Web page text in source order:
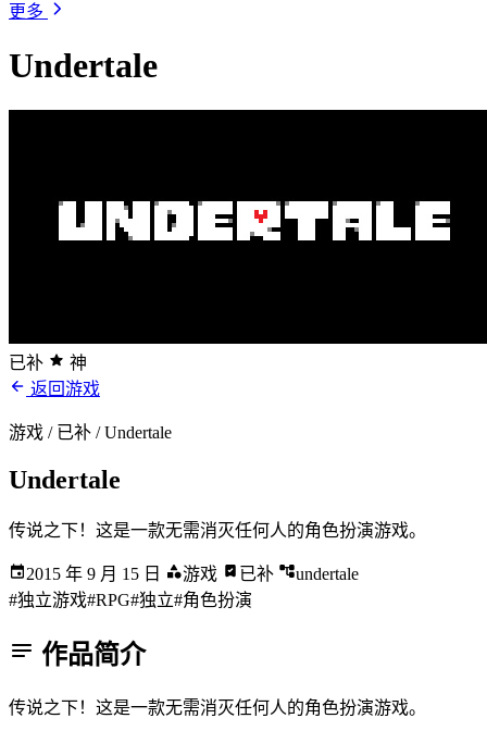
更多
Undertale
已补
神
返回游戏
游戏 / 已补 / Undertale
Undertale
传说之下！这是一款无需消灭任何人的角色扮演游戏。
2015 年 9 月 15 日 游戏 已补
undertale
#独立游戏#RPG#独立#角色扮演
作品简介
传说之下！这是一款无需消灭任何人的角色扮演游戏。